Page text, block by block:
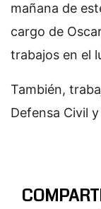
mañana de
cargo de
trabajos en el
También,
Defensa Civil